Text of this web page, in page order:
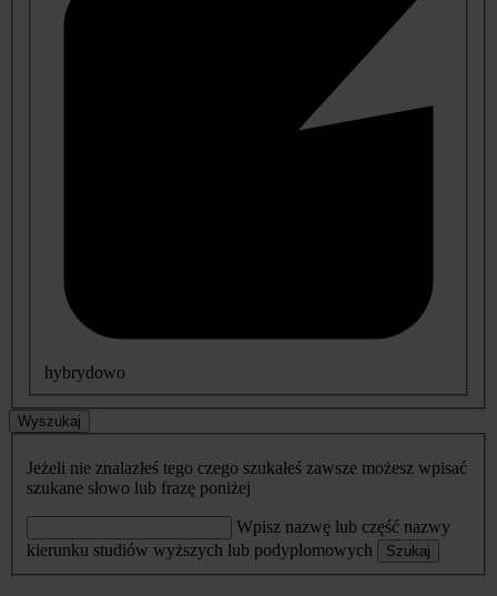
hybrydowo
Wyszukaj
Jeżeli nie znalazłeś tego czego szukałeś zawsze możesz wpisać
szukane słowo lub frazę poniżej
Wpisz nazwę lub część nazwy
kierunku studiów wyższych lub podyplomowych
Szukaj